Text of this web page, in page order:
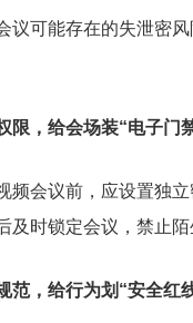
议可能存在的失泄密
限，给会场装“电子门
频会议前，应设置独
及时锁定会议，禁止
范，给行为划“安全红